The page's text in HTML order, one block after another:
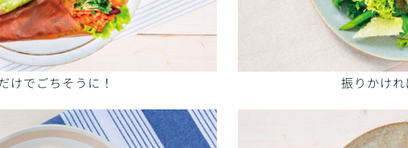
けでごちそうに！ 振りかけ